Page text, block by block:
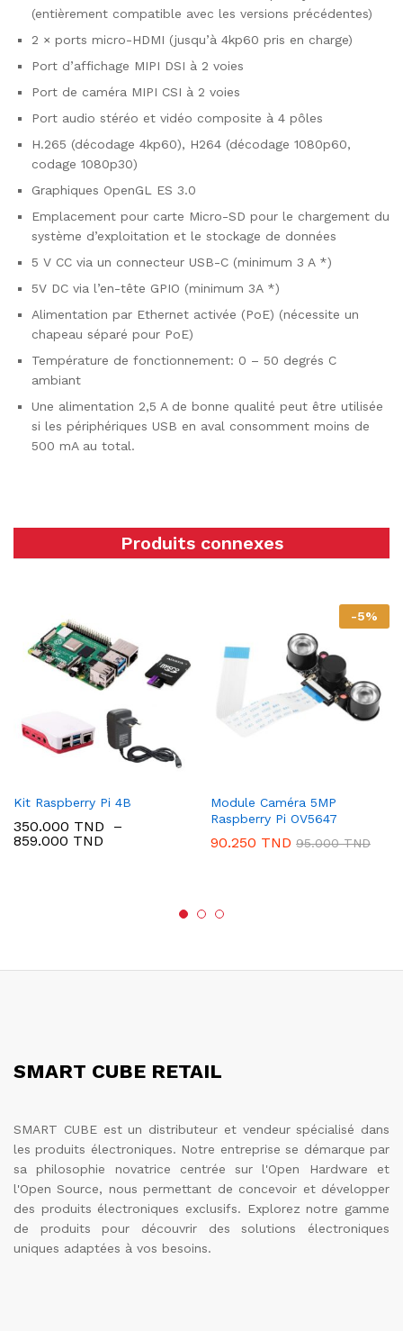
(entièrement compatible avec les versions précédentes)
2 × ports micro-HDMI (jusqu’à 4kp60 pris en charge)
Port d’affichage MIPI DSI à 2 voies
Port de caméra MIPI CSI à 2 voies
Port audio stéréo et vidéo composite à 4 pôles
H.265 (décodage 4kp60), H264 (décodage 1080p60,
codage 1080p30)
Graphiques OpenGL ES 3.0
Emplacement pour carte Micro-SD pour le chargement du
système d’exploitation et le stockage de données
5 V CC via un connecteur USB-C (minimum 3 A *)
5V DC via l’en-tête GPIO (minimum 3A *)
Alimentation par Ethernet activée (PoE) (nécessite un
chapeau séparé pour PoE)
Température de fonctionnement: 0 – 50 degrés C
ambiant
Une alimentation 2,5 A de bonne qualité peut être utilisée
si les périphériques USB en aval consomment moins de
500 mA au total.
Produits connexes
Kit Raspberry Pi 4B
350.000 TND
–
859.000 TND
859.000 TND
-5%
Module Caméra 5MP
Raspberry Pi OV5647
90.250 TND 95.000TND
SMART CUBE RETAIL
SMART CUBE est un distributeur et vendeur spécialisé dans
les produits électroniques. Notre entreprise se démarque par
sa philosophie novatrice centrée sur l'Open Hardware et
l'Open Source, nous permettant de concevoir et développer
des produits électroniques exclusifs. Explorez notre gamme
de produits pour découvrir des solutions électroniques
uniques adaptées à vos besoins.